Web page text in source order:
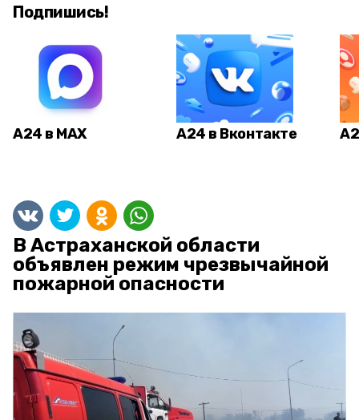
Подпишись!
А24 в MAX А24 в Вконтакте
В Астраханской области
объявлен режим чрезвычайной
пожарной опасности